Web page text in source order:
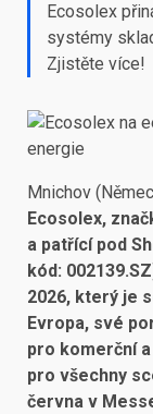
Ecosolex
systémy
Zjistěte více!
Mnichov
Ecosolex,
a patřící pod
kód:
2026, který je
Evropa, své
pro komerční
pro všechny
června v